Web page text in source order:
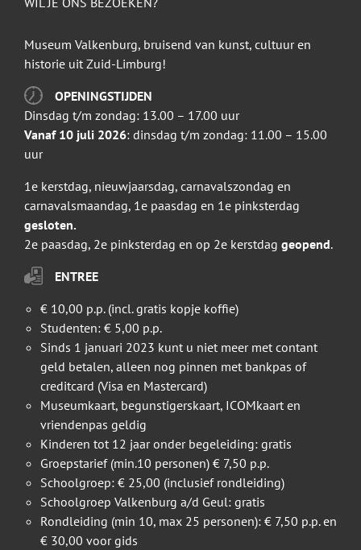
Museum Valkenburg, bruisend van kunst, cultuur en
historie uit Zuid-Limburg!
OPENINGSTIJDEN
Dinsdag t/m zondag: 13.00 – 17.00 uur
Vanaf 10 juli 2026: dinsdag t/m zondag: 11.00 – 15.00
uur
1e kerstdag, nieuwjaarsdag, carnavalszondag en
carnavalsmaandag, 1e paasdag en 1e pinksterdag
gesloten.
2e paasdag, 2e pinksterdag en op 2e kerstdag geopend.
ENTREE
€ 10,00 p.p. (incl. gratis kopje koffie)
Studenten: € 5,00 p.p.
Sinds 1 januari 2023 kunt u niet meer met contant
geld betalen, alleen nog pinnen met bankpas of
creditcard (Visa en Mastercard)
Museumkaart, begunstigerskaart, ICOMkaart en
vriendenpas geldig
Kinderen tot 12 jaar onder begeleiding: gratis
Groepstarief (min.10 personen) € 7,50 p.p.
Schoolgroep: € 25,00 (inclusief rondleiding)
Schoolgroep Valkenburg a/d Geul: gratis
Rondleiding (min 10, max 25 personen): € 7,50 p.p. en
€ 30,00 voor gids